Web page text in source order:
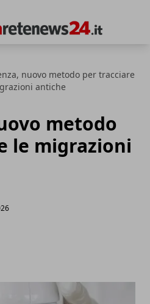
nuovo metodo per tracciare
antiche
metodo
le migrazioni